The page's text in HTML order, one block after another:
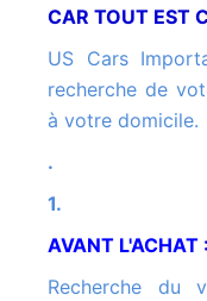
CAR TOUT EST
US Cars Importation est transparent pour la
recherche de
à votre domicile.
.
1.
AVANT L'ACHAT :
Recherche du véhicule en fonction de vos